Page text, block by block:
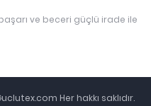
ve beceri güçlü irade ile
Her hakkı saklıdır.